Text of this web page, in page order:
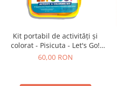
Kit portabil de activități și
colorat - Pisicuta - Let's Go!
Kitty in the City
60,00 RON